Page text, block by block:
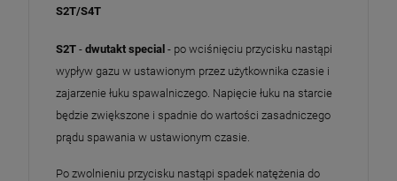
S2T/S4T
S2T - dwutakt special - po wciśnięciu przycisku nastąpi
wypływ gazu w ustawionym przez użytkownika czasie i
zajarzenie łuku spawalniczego. Napięcie łuku na starcie
będzie zwiększone i spadnie do wartości zasadniczego
prądu spawania w ustawionym czasie.
Po zwolnieniu przycisku nastąpi spadek natężenia do